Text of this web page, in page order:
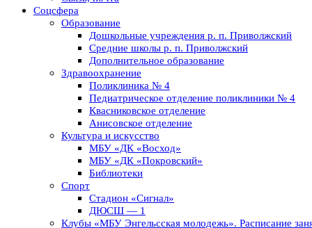
Соцсфера
Образование
Дошкольные учреждения р. п. Приволжский
Средние школы р. п. Приволжский
Дополнительное образование
Здравоохранение
Поликлиника № 4
Педиатрическое отделение поликлиники № 4
Квасниковское отделение
Анисовское отделение
Культура и искусство
МБУ «ДК «Восход»
МБУ «ДК «Покровский»
Библиотеки
Спорт
Стадион «Сигнал»
ДЮСШ — 1
Клубы «МБУ Энгельсская молодежь». Расписание